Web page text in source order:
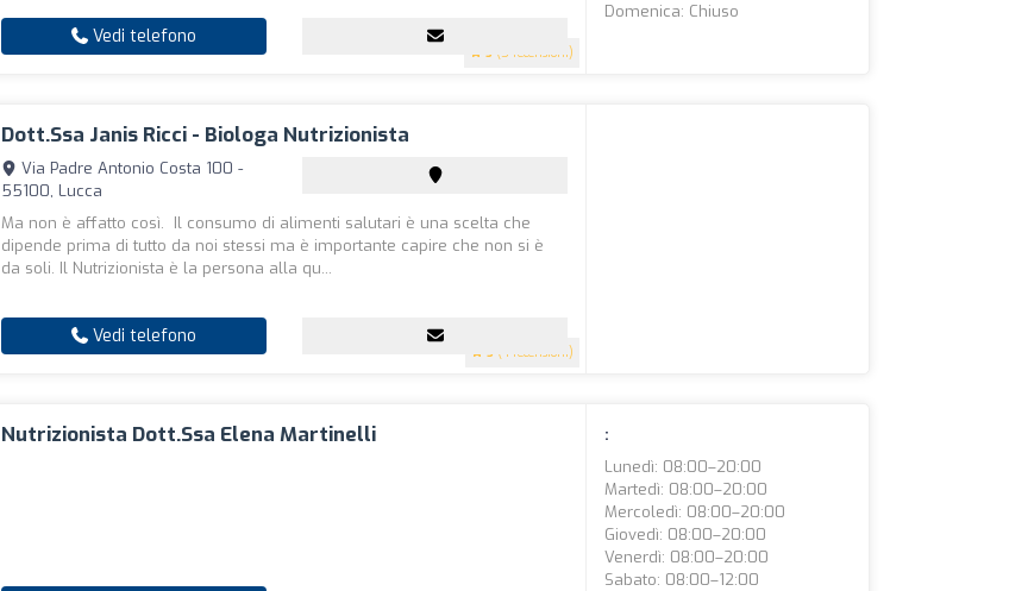
5 (5 recensioni)
Vedi telefono
Domenica: Chiuso
Dott.ssa Janis Ricci - Biologa Nutrizionista
5 (4 recensioni)
Via Padre Antonio Costa 100 -
55100, Lucca
Ma non è affatto così. Il consumo di alimenti salutari è una scelta che
dipende prima di tutto da noi stessi ma è importante capire che non si è
da soli. Il Nutrizionista è la persona alla qu...
Vedi telefono
Nutrizionista Dott.ssa Elena Martinelli
:
Lunedì: 08:00–20:00
Martedì: 08:00–20:00
Mercoledì: 08:00–20:00
Giovedì: 08:00–20:00
Venerdì: 08:00–20:00
Sabato: 08:00–12:00